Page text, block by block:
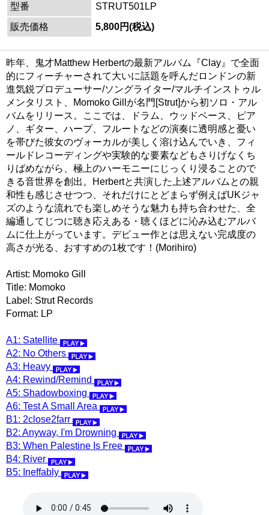
型番
STRUT501LP
販売価格
5,800円(税込)
昨年、鬼才Matthew Herbertの最新アルバム『Clay』で全面
的にフィーチャーされて大いに話題を呼んだロンドンの新
進気鋭プロデューサー/ソングライター/マルチインストゥル
メンタリスト、Momoko Gillが名門[Strut]から初ソロ・アル
バムをリリース。ここでは、ドラム、ウッドベース、ピア
ノ、ギター、ハープ、フルートなどの演奏に透明感と憂い
を帯びた彼女のヴォーカルが美しく溶け込んでいき、フィ
ールドレコーディングや実験的な要素などもさりげなくち
りばめながら、極上のハーモニーにじっくり浸ることので
きる音世界を創出。Herbertと共演した上述アルバムとの親
和性も感じさせつつ、それだけにとどまらず例えばUKジャ
ズのような流れでも楽しめそうな魅力も持ち合わせた、全
編通してじつに聴き応えある・聴くほどに沁み込むアルバ
ムに仕上がっています。デビュー作とは思えない完成度の
高さが光る、おすすめの1枚です！(Morihiro)
Artist: Momoko Gill
Title: Momoko
Label: Strut Records
Format: LP
A1: Satellite
A2: No Others
A3: Heavy
A4: Rewind/Remind
A5: Shadowboxing
A6: Test A Small Area
B1: 2close2farr
B2: Anyway, I'm Drowning
B3: When Palestine Is Free
B4: River
B5: Ineffably